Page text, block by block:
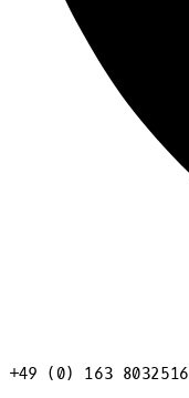
+49 (0) 163 8032516